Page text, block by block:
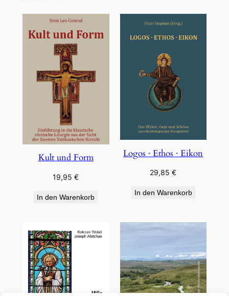
sortiert
Kult und Form
19,95€
In den Warenkorb
Logos · Ethos · Eikon
29,85€
In den Warenkorb